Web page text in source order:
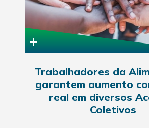
+
Trabalhadores da
garantem aumento
real em diversos
Coletivos